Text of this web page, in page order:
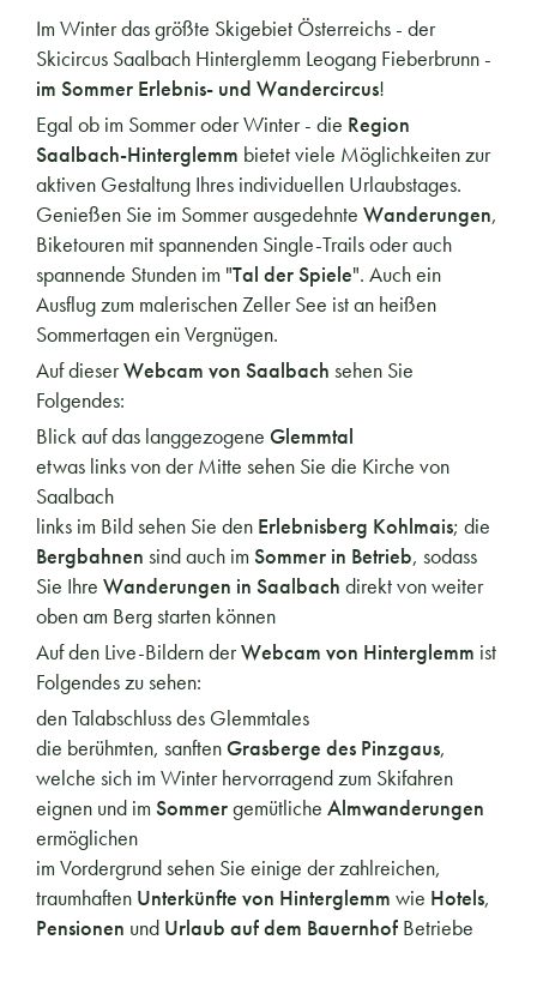
Im Winter das größte Skigebiet Österreichs - der
Skicircus Saalbach Hinterglemm Leogang Fieberbrunn -
im Sommer Erlebnis- und Wandercircus!
Egal ob im Sommer oder Winter - die Region
Saalbach-Hinterglemm bietet viele Möglichkeiten zur
aktiven Gestaltung Ihres individuellen Urlaubstages.
Genießen Sie im Sommer ausgedehnte Wanderungen,
Biketouren mit spannenden Single-Trails oder auch
spannende Stunden im "Tal der Spiele". Auch ein
Ausflug zum malerischen Zeller See ist an heißen
Sommertagen ein Vergnügen.
Auf dieserWebcam von Saalbach sehen Sie
Folgendes:
Blick auf das langgezogene Glemmtal
etwas links von der Mitte sehen Sie die Kirche von
Saalbach
links im Bild sehen Sie den Erlebnisberg Kohlmais; die
Bergbahnen sind auch im Sommer in Betrieb, sodass
Sie Ihre Wanderungen in Saalbach direkt von weiter
oben am Berg starten können
Auf den Live-Bildern derWebcam von Hinterglemm ist
Folgendes zu sehen:
den Talabschluss des Glemmtales
die berühmten, sanften Grasberge des Pinzgaus,
welche sich im Winter hervorragend zum Skifahren
eignen und im Sommergemütliche Almwanderungen
ermöglichen
im Vordergrund sehen Sie einige der zahlreichen,
traumhaften Unterkünfte von Hinterglemm wie Hotels,
Pensionen und Urlaub auf dem Bauernhof Betriebe